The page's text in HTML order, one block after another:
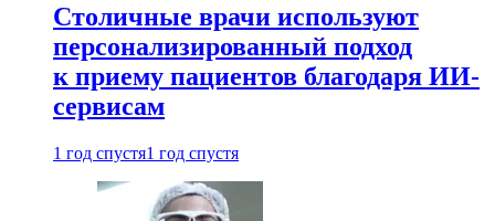
Столичные врачи используют
персонализированный подход
к приему пациентов благодаря ИИ-
сервисам
1 год спустя1 год спустя